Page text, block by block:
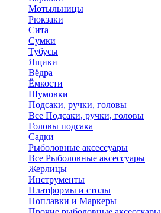
Мотыльницы
Рюкзаки
Сита
Сумки
Тубусы
Ящики
Вёдра
Ёмкости
Шумовки
Подсаки, ручки, головы
Все Подсаки, ручки, головы
Головы подсака
Садки
Рыболовные аксессуары
Все Рыболовные аксессуары
Жерлицы
Инструменты
Платформы и столы
Поплавки и Маркеры